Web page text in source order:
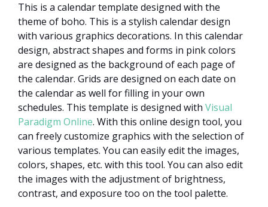
This is a calendar template designed with the
theme of boho. This is a stylish calendar design
with various graphics decorations. In this calendar
design, abstract shapes and forms in pink colors
are designed as the background of each page of
the calendar. Grids are designed on each date on
the calendar as well for filling in your own
schedules. This template is designed with Visual
Paradigm Online. With this online design tool, you
can freely customize graphics with the selection of
various templates. You can easily edit the images,
colors, shapes, etc. with this tool. You can also edit
the images with the adjustment of brightness,
contrast, and exposure too on the tool palette.